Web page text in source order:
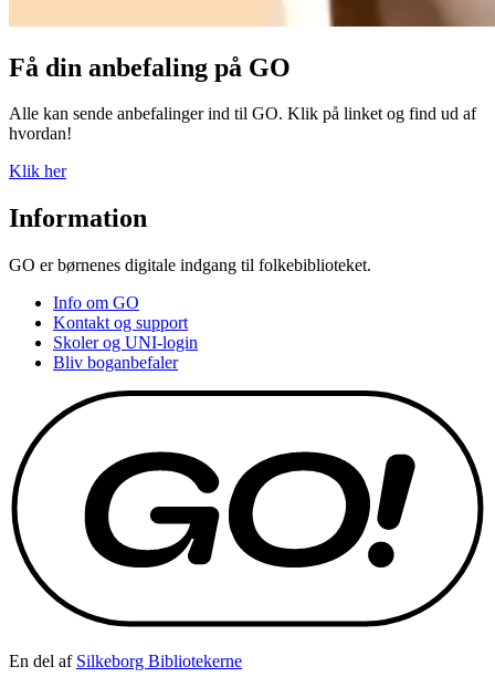
Få din anbefaling på GO
Alle kan sende anbefalinger ind til GO. Klik på linket og find ud af
hvordan!
Klik her
Information
GO er børnenes digitale indgang til folkebiblioteket.
Info om GO
Kontakt og support
Skoler og UNI-login
Bliv boganbefaler
En del af Silkeborg Bibliotekerne